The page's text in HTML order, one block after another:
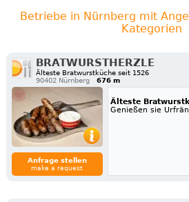
Betriebe in Nürnberg mit
Kategorien
BRATWURSTHERZLE
Älteste Bratwurstküche seit 1526
90402 Nürnberg
676 m
Anfrage stellen
make a request
Älteste
Genießen sie